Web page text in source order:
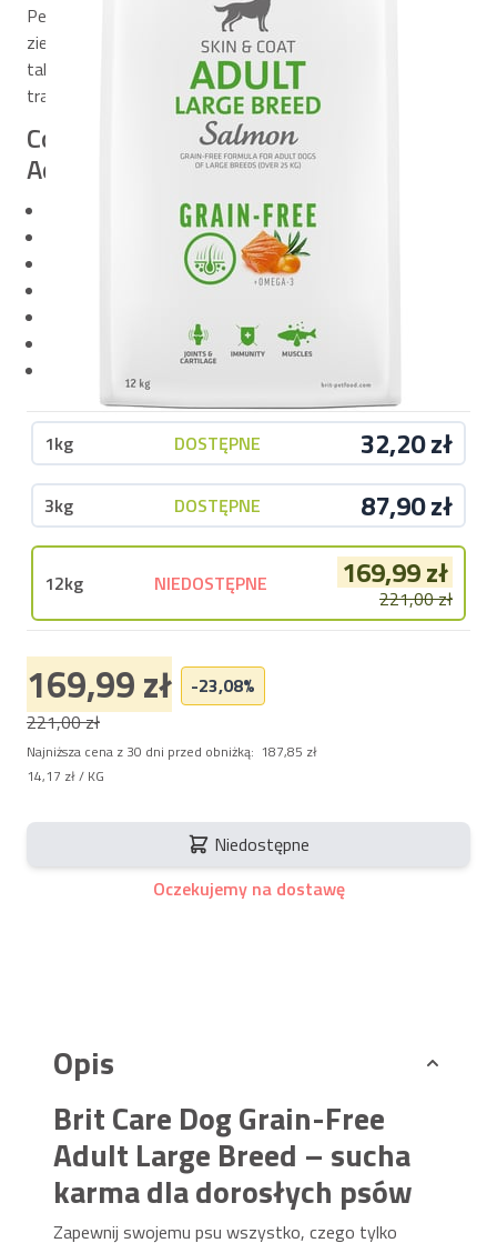
Pełnoporcjowa, bezzbożowa receptura na bazie łososia i
ziemniaków. Opracowana specjalnie dla psów dużych ras,
także tych z wrażliwym żołądkiem. Wspiera odporność,
trawienie oraz stawy i kości.
Co wyróżnia Brit Care Dog Grain-Free
Adult Large Breed?
Bezzbożowa receptura
Aż 48% łososia – źródło białka
Prebiotyki i probiotyki (MOS, FOS, Lactobacillus)
Olej z łososia – dla zdrowej i błyszczącej sierści
Tauryna – dla lepszej pracy fizjologicznej
Ostropest plamisty – wsparcie pracy wątroby
Glukozamina i chondroityna – wsparcie stawów i kości
1kg DOSTĘPNE 32,20 zł
3kg DOSTĘPNE 87,90 zł
12kg NIEDOSTĘPNE 169,99 zł
221,00 zł
169,99 zł
-23,08%
221,00 zł
Najniższa cena z 30 dni przed obniżką: 187,85 zł
14,17 zł/ KG
Niedostępne
Oczekujemy na dostawę
Opis
Brit Care Dog Grain-Free
Adult Large Breed – sucha
karma dla dorosłych psów
Zapewnij swojemu psu wszystko, czego tylko